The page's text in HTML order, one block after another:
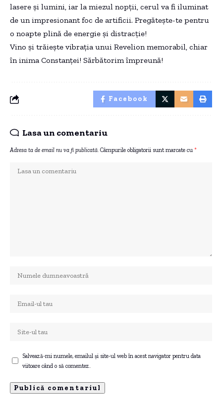
lasere și lumini, iar la miezul nopții, cerul va fi iluminat
de un impresionant foc de artificii. Pregătește-te pentru
o noapte plină de energie și distracție!
Vino și trăiește vibrația unui Revelion memorabil, chiar
în inima Constanței! Sărbătorim împreună!
Facebook
Lasa un comentariu
Adresa ta de email nu va fi publicată. Câmpurile obligatorii sunt marcate cu *
Salvează-mi numele, emailul și site-ul web în acest navigator pentru data
viitoare când o să comentez.